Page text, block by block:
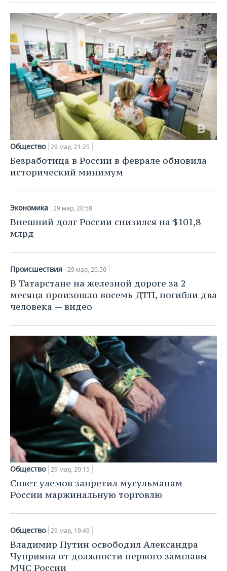
Общество 29 мар, 21:25
Безработица в России в феврале обновила
исторический минимум
Экономика 29 мар, 20:58
Внешний долг России снизился на $101,8
млрд
Происшествия 29 мар, 20:50
В Татарстане на железной дороге за 2
месяца произошло восемь ДТП, погибли два
человека — видео
Общество 29 мар, 20:15
Совет улемов запретил мусульманам
России маржинальную торговлю
Общество 29 мар, 19:49
Владимир Путин освободил Александра
Чуприяна от должности первого замглавы
МЧС России